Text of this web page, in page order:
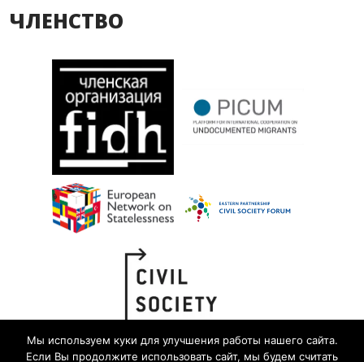
ЧЛЕНСТВО
Мы используем куки для улучшения работы нашего сайта.
Если Вы продолжите использовать сайт, мы будем считать